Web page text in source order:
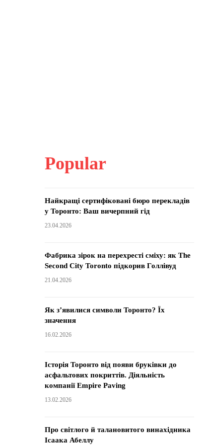
Popular
Найкращі сертифіковані бюро перекладів
у Торонто: Ваш вичерпний гід
23.04.2026
Фабрика зірок на перехресті сміху: як The
Second City Toronto підкорив Голлівуд
21.04.2026
Як з’явилися символи Торонто? Їх
значення
16.02.2026
Історія Торонто від появи бруківки до
асфальтових покриттів. Діяльність
компанії Empire Paving
13.02.2026
Про світлого й талановитого винахідника
Ісаака Абеллу